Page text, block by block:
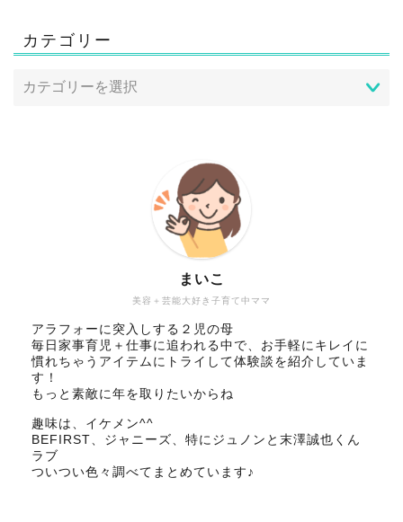
カテゴリー
美容＋芸能大好き子育て中ママ
まいこ
アラフォーに突入しする２児の母
毎日家事育児＋仕事に追われる中で、お手軽にキレイに
慣れちゃうアイテムにトライして体験談を紹介していま
す！
もっと素敵に年を取りたいからね
趣味は、イケメン^^
BEFIRST、ジャニーズ、特にジュノンと末澤誠也くん
ラブ
ついつい色々調べてまとめています♪